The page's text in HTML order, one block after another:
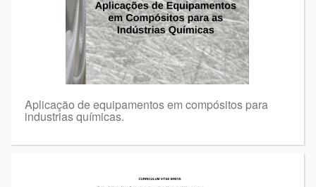
Aplicação de equipamentos em compósitos para
industrias químicas.